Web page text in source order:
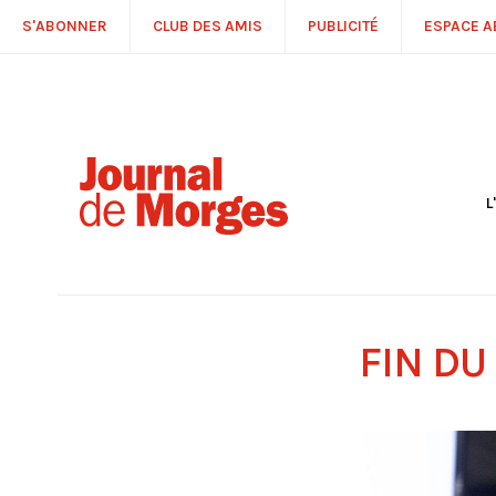
S'ABONNER CLUB DES AMIS PUBLICITÉ ESPACE
FIN DU